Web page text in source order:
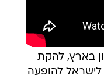
בארץ, להקת
לישראל להופעה